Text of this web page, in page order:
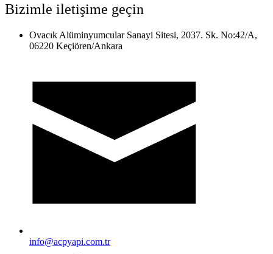
Bizimle iletişime geçin
Ovacık Alüminyumcular Sanayi Sitesi, 2037. Sk. No:42/A,
06220 Keçiören/Ankara
info@acpyapi.com.tr